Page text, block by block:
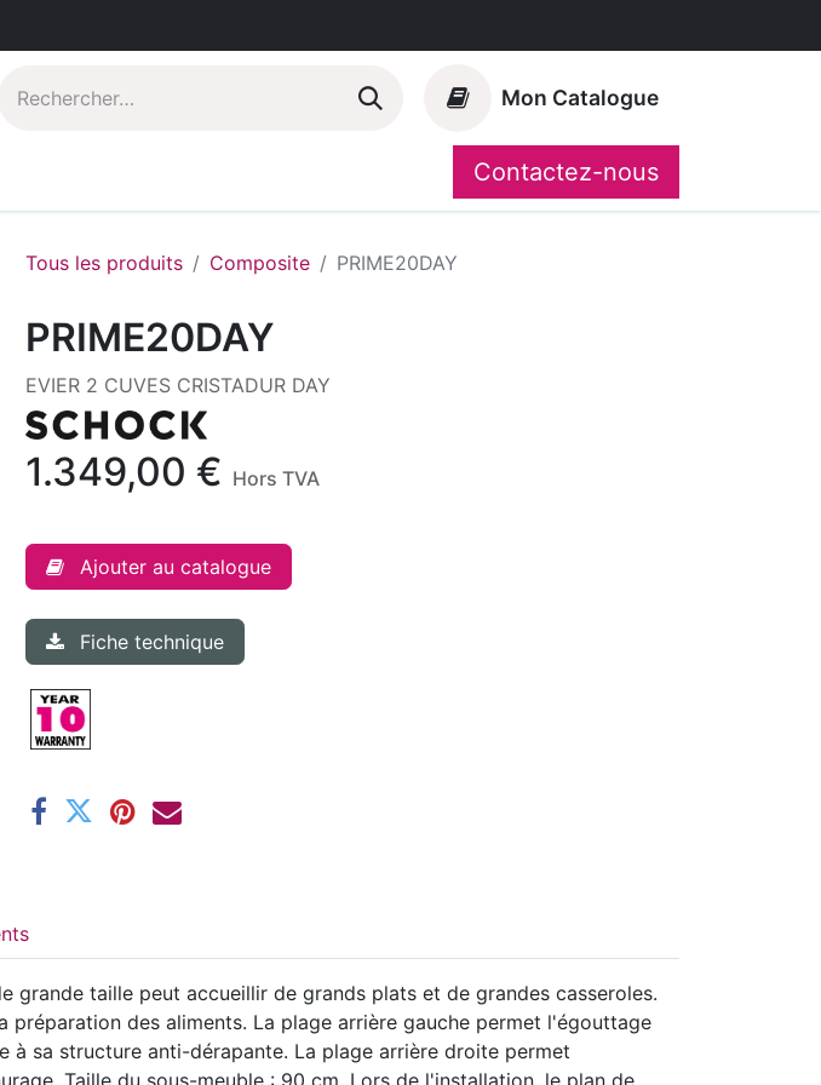
Mon Catalogue
CompoShop
Contactez-nous
Tous les produits Composite PRIME20DAY
PRIME20DAY
EVIER 2 CUVES CRISTADUR DAY
1.349,00 € Hors TVA
Ajouter au catalogue
Fiche technique
grande taille peut accueillir de grands plats et de grandes casseroles.
des aliments. La plage arrière gauche permet l'égouttage
à sa structure anti-dérapante. La plage arrière droite permet
Taille du sous-meuble : 90 cm. Lors de l'installation, le plan de